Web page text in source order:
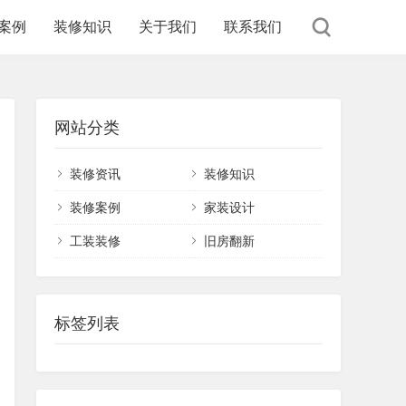
例 装修知识 关于我们 联系我们
网站分类
装修资讯 装修知识
装修案例 家装设计
工装装修 旧房翻新
标签列表